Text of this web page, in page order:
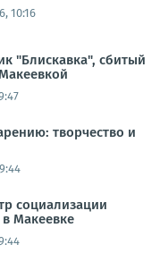
10:16
"Блискавка", сбитый
творчество и
социализации
Макеевке